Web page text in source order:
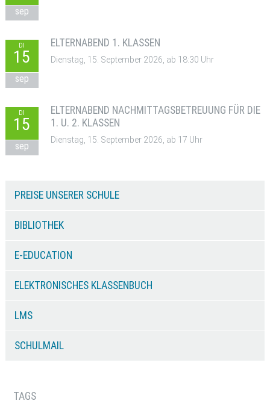
sep
DI
15
sep
ELTERNABEND 1. KLASSEN
Dienstag, 15. September 2026, ab 18:30 Uhr
DI
15
sep
ELTERNABEND NACHMITTAGSBETREUUNG FÜR DIE
1. U. 2. KLASSEN
Dienstag, 15. September 2026, ab 17 Uhr
PREISE UNSERER SCHULE
BIBLIOTHEK
E-EDUCATION
ELEKTRONISCHES KLASSENBUCH
LMS
SCHULMAIL
TAGS